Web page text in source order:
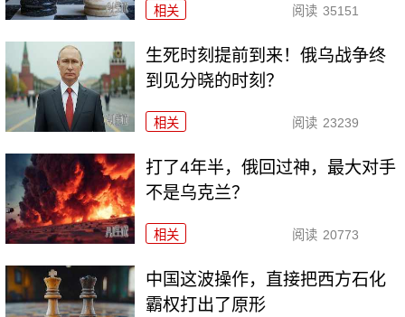
相关 阅读 35151
生死时刻提前到来！俄乌战争终
到见分晓的时刻？
相关 阅读 23239
打了4年半，俄回过神，最大对手
不是乌克兰？
相关 阅读 20773
中国这波操作，直接把西方石化
霸权打出了原形